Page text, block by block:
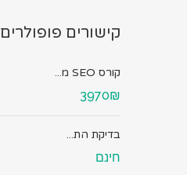
קישורים פופולרים
קורס SEO מ...
3970₪
בדיקת הת...
חינם